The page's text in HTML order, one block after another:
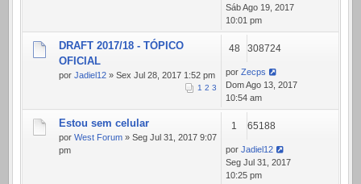
Sáb Ago 19, 2017
10:01 pm
DRAFT 2017/18 - TÓPICO
OFICIAL
por Jadiel12 » Sex Jul 28, 2017 1:52 pm
1 2 3
48 308724
por Zecps
Dom Ago 13, 2017
10:54 am
Estou sem celular
por West Forum » Seg Jul 31, 2017 9:07
pm
1 65188
por Jadiel12
Seg Jul 31, 2017
10:25 pm